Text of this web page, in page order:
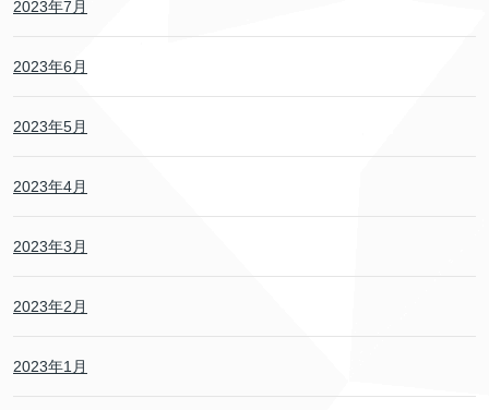
2023年7月
2023年6月
2023年5月
2023年4月
2023年3月
2023年2月
2023年1月